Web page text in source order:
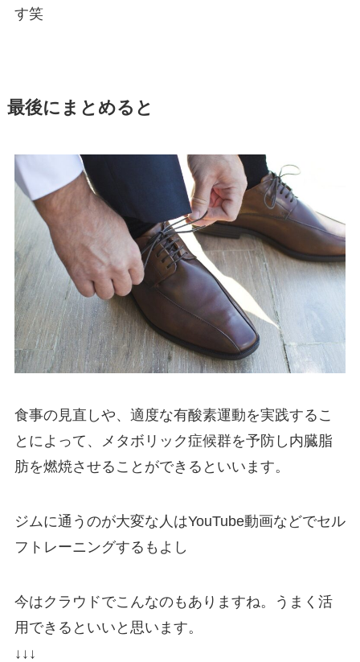
す笑
最後にまとめると
食事の見直しや、適度な有酸素運動を実践するこ
とによって、メタボリック症候群を予防し内臓脂
肪を燃焼させることができるといいます。
ジムに通うのが大変な人はYouTube動画などでセル
フトレーニングするもよし
今はクラウドでこんなのもありますね。うまく活
用できるといいと思います。
↓↓↓